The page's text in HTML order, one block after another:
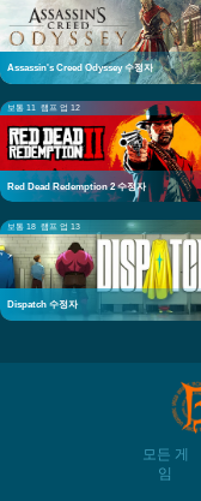
Assassin's Creed Odyssey 수정자
보통 11 램프 업 12
Red Dead Redemption 2 수정자
보통 18 램프 업 13
Dispatch 수정자
모든 게
임